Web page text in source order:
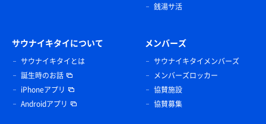
銭湯サ活
サウナイキタイについて
サウナイキタイとは
誕生時のお話
iPhoneアプリ
Androidアプリ
メンバーズ
サウナイキタイメンバーズ
メンバーズロッカー
協賛施設
協賛募集